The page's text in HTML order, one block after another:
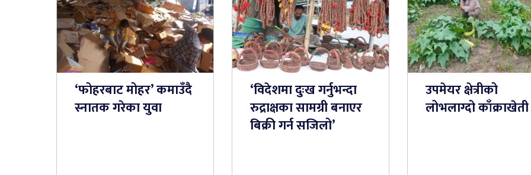
‘फोहरबाट मोहर’ कमाउँदै
स्नातक गरेका युवा
‘विदेशमा दुःख गर्नुभन्दा
रुद्राक्षका सामग्री बनाएर
बिक्री गर्न सजिलो’
उपमेयर क्षेत्रीको
लोभलाग्दो काँक्राखेती